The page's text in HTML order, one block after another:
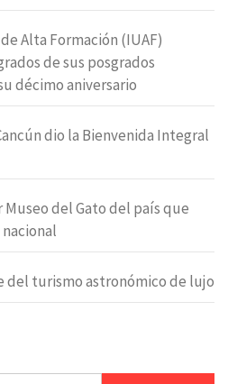
Alta Formación (IUAF)
de sus posgrados
décimo aniversario
dio la Bienvenida Integral
del Gato del país que
del turismo astronómico de lujo